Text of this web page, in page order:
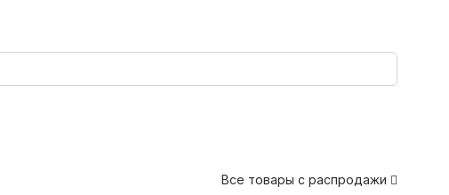
Все товары с распродажи 